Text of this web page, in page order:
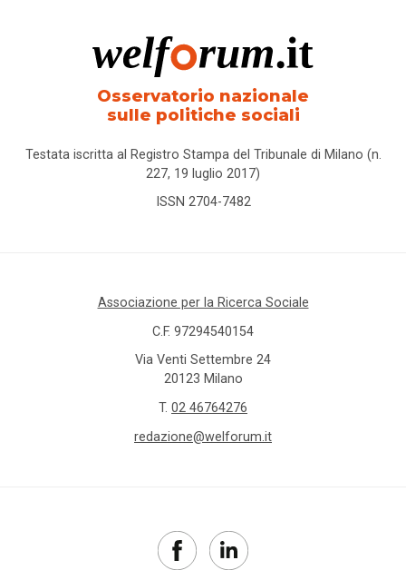
Osservatorio nazionale
sulle politiche sociali
Testata iscritta al Registro Stampa del Tribunale di Milano (n.
227, 19 luglio 2017)
ISSN 2704-7482
Associazione per la Ricerca Sociale
C.F. 97294540154
Via Venti Settembre 24
20123 Milano
T. 02 46764276
redazione@welforum.it